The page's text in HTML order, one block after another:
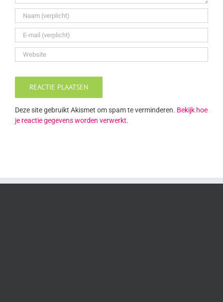
Deze site gebruikt Akismet om spam te verminderen. Bekijk hoe
je reactie gegevens worden verwerkt.